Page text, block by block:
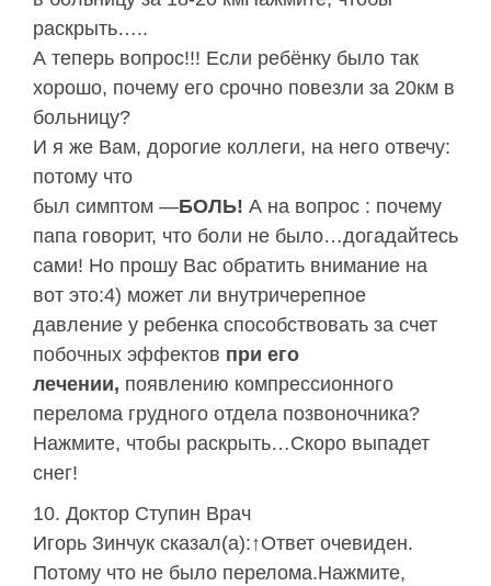
раскрыть…..
А теперь вопрос!!! Если ребёнку было так
хорошо, почему его срочно повезли за 20км в
больницу?
И я же Вам, дорогие коллеги, на него отвечу:
потому что
был симптом —БОЛЬ! А на вопрос : почему
папа говорит, что боли не было…догадайтесь
сами! Но прошу Вас обратить внимание на
вот это:4) может ли внутричерепное
давление у ребенка способствовать за счет
побочных эффектов при его
лечении, появлению компрессионного
перелома грудного отдела позвоночника?
Нажмите, чтобы раскрыть…Скоро выпадет
снег!
Доктор Ступин Врач
Игорь Зинчук сказал(а):↑Ответ очевиден.
Потому что не было перелома.Нажмите,